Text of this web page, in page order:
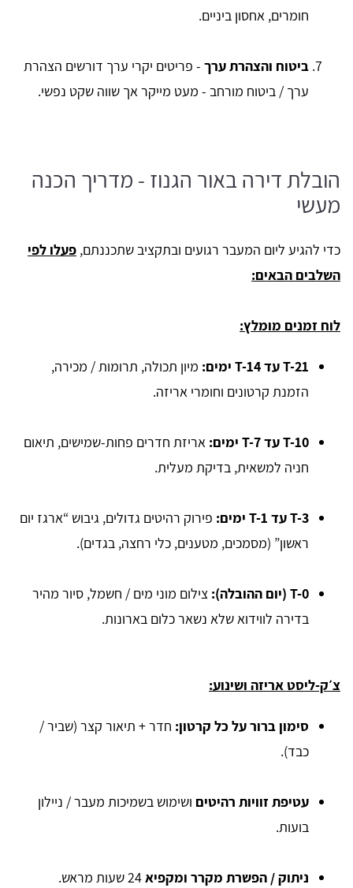
חומרים, אחסון ביניים.
ביטוח והצהרת ערך - פריטים יקרי ערך דורשים הצהרת
ערך / ביטוח מורחב - מעט מייקר אך שווה שקט נפשי.
הובלת דירה באור הגנוז - מדריך הכנה
מעשי
כדי להגיע ליום המעבר רגועים ובתקציב שתכננתם, פעלו לפי
השלבים הבאים:
לוח זמנים מומלץ:
T-21 עד T-14 ימים:
מיון תכולה, תרומות / מכירה,
הזמנת קרטונים וחומרי אריזה.
T-10 עד T-7 ימים:
אריזת חדרים פחות-שמישים, תיאום
חניה למשאית, בדיקת מעלית.
T-3 עד T-1 ימים:
פירוק רהיטים גדולים, גיבוש “ארגז יום
ראשון” (מסמכים, מטענים, כלי רחצה, בגדים).
T-0 (יום ההובלה):
צילום מוני מים / חשמל, סיור מהיר
בדירה לווידוא שלא נשאר כלום בארונות.
צ׳ק-ליסט אריזה ושינוע:
סימון ברור על כל קרטון: חדר + תיאור קצר (שביר /
כבד).
עטיפת זוויות רהיטים ושימוש בשמיכות מעבר / ניילון
בועות.
ניתוק / הפשרת מקרר ומקפיא24 שעות מראש.